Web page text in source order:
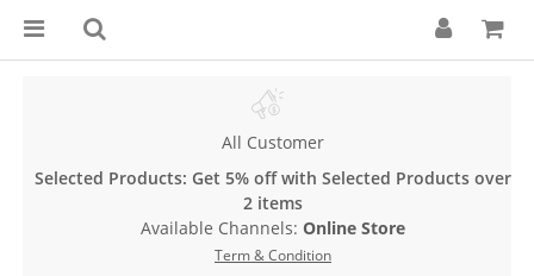
All Customer
Selected Products: Get 5% off with Selected Products over
2 items
Available Channels: Online Store
Term & Condition